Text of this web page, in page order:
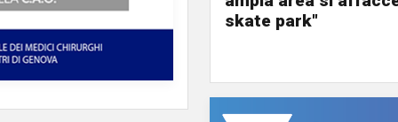
skate park"